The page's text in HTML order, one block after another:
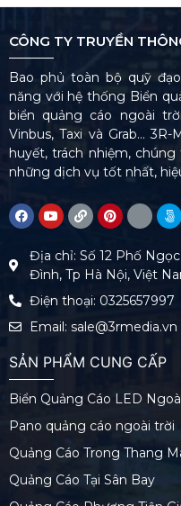
CÔNG TY TRUYỀN
Bao phủ toàn bộ quỹ
năng với hệ thống Biển
biển quảng cáo ngoài
Vinbus, Taxi và Grab…
huyết, trách nhiệm,
những dịch vụ tốt nhất,
Địa chỉ: Số 12 Phố
Đình, Tp Hà Nội, Việt
Điện thoại: 0325657997
Email: sale@3rmedia.vn
SẢN PHẨM CUNG CẤP
Biển Quảng Cáo LED
Pano quảng cáo ngoài trời
Quảng Cáo Trong Thang
Quảng Cáo Tại Sân Bay